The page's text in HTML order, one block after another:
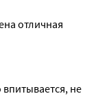
отличная
не